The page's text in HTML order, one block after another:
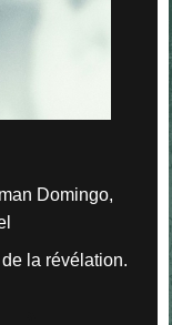
Domingo,
la révélation.